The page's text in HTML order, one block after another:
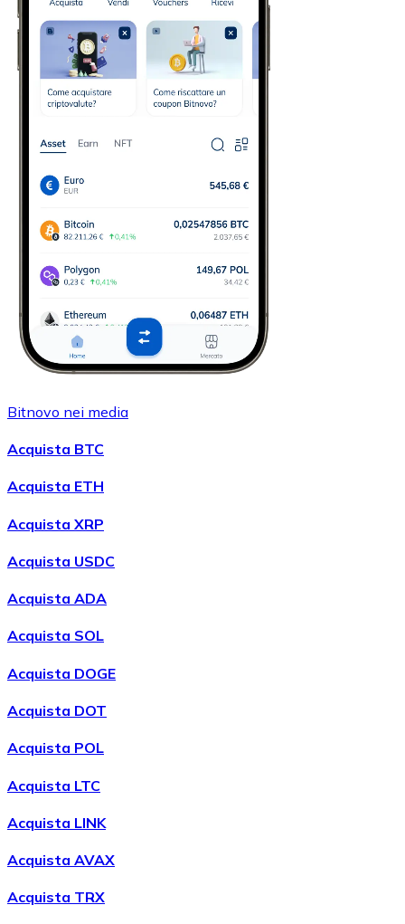
Bitnovo nei media
Acquista BTC
Acquista ETH
Acquista XRP
Acquista USDC
Acquista ADA
Acquista SOL
Acquista DOGE
Acquista DOT
Acquista POL
Acquista LTC
Acquista LINK
Acquista AVAX
Acquista TRX